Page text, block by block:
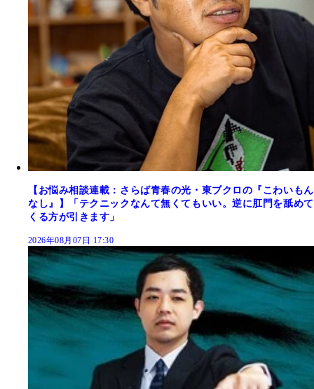
【お悩み相談連載：さらば青春の光・東ブクロの『こわいもん
なし』】「テクニックなんて無くてもいい。逆に肛門を舐めて
くる方が引きます」
2026年08月07日 17:30